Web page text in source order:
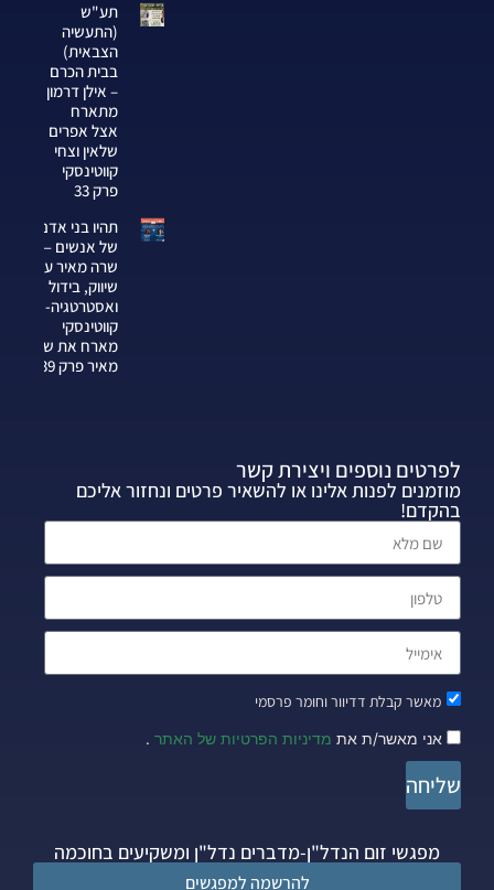
תע"ש
(התעשיה
הצבאית)
בבית הכרם
– אילן דרמון
מתארח
אצל אפרים
שלאין וצחי
קווטינסקי
פרק 33
תהיו בני אדם
של אנשים —
שרה מאיר על
שיווק, בידול
ואסטרטגיה-צחי
קווטינסקי
מארח את שרה
מאיר פרק 339
לפרטים נוספים ויצירת קשר
מוזמנים לפנות אלינו או להשאיר פרטים ונחזור אליכם
בהקדם!
מאשר קבלת דדיוור וחומר פרסמי
אני מאשר/ת את מדיניות הפרטיות של האתר .
שליחה
מפגשי זום הנדל"ן-מדברים נדל"ן ומשקיעים בחוכמה
להרשמה למפגשים